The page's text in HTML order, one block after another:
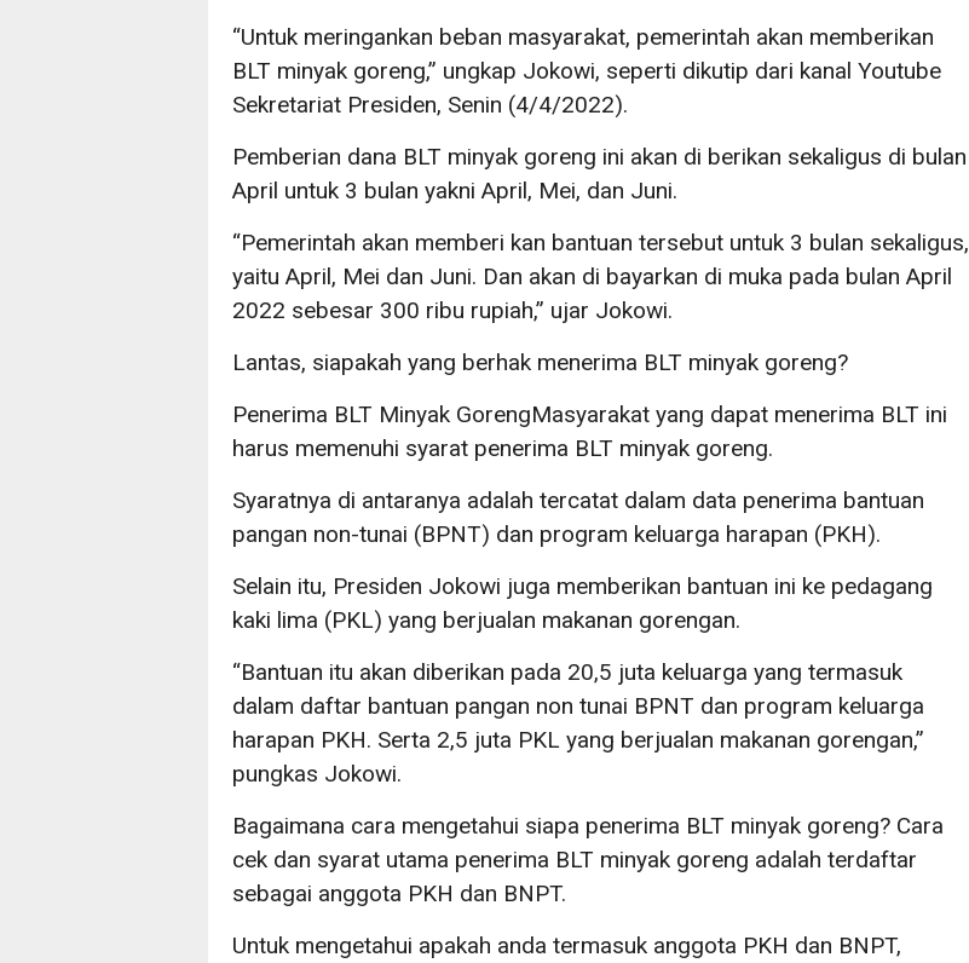
“Untuk meringankan beban masyarakat, pemerintah akan memberikan
BLT minyak goreng,” ungkap Jokowi, seperti dikutip dari kanal Youtube
Sekretariat Presiden, Senin (4/4/2022).
Pemberian dana BLT minyak goreng ini akan di berikan sekaligus di bulan
April untuk 3 bulan yakni April, Mei, dan Juni.
“Pemerintah akan memberi kan bantuan tersebut untuk 3 bulan sekaligus,
yaitu April, Mei dan Juni. Dan akan di bayarkan di muka pada bulan April
2022 sebesar 300 ribu rupiah,” ujar Jokowi.
Lantas, siapakah yang berhak menerima BLT minyak goreng?
Penerima BLT Minyak GorengMasyarakat yang dapat menerima BLT ini
harus memenuhi syarat penerima BLT minyak goreng.
Syaratnya di antaranya adalah tercatat dalam data penerima bantuan
pangan non-tunai (BPNT) dan program keluarga harapan (PKH).
Selain itu, Presiden Jokowi juga memberikan bantuan ini ke pedagang
kaki lima (PKL) yang berjualan makanan gorengan.
“Bantuan itu akan diberikan pada 20,5 juta keluarga yang termasuk
dalam daftar bantuan pangan non tunai BPNT dan program keluarga
harapan PKH. Serta 2,5 juta PKL yang berjualan makanan gorengan,”
pungkas Jokowi.
Bagaimana cara mengetahui siapa penerima BLT minyak goreng? Cara
cek dan syarat utama penerima BLT minyak goreng adalah terdaftar
sebagai anggota PKH dan BNPT.
Untuk mengetahui apakah anda termasuk anggota PKH dan BNPT,